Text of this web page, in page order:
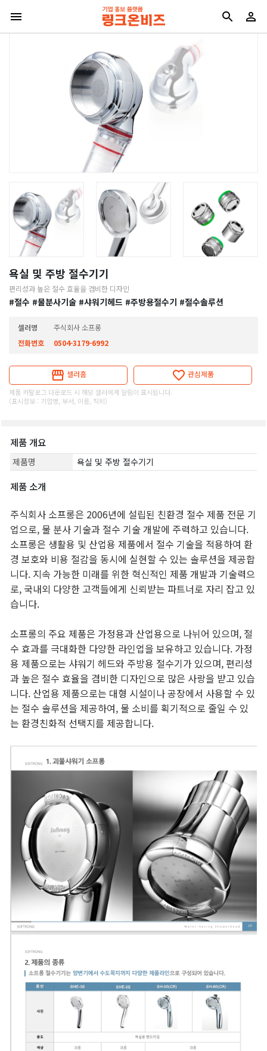
욕실 및 주방 절수기기
편리성과 높은 절수 효율을 겸비한 디자인
#절수 #물분사기술 #샤워기헤드 #주방용절수기 #절수솔루션
셀러명
주식회사 소프롱
전화번호
0504-3179-6992
셀러홈 관심제품
제품 카탈로그 다운로드 시 해당 셀러에게 알림이 표시됩니다.
(표시정보 : 기업명, 부서, 이름, 직위)
제품 개요
제품명 욕실 및 주방 절수기기
제품 소개